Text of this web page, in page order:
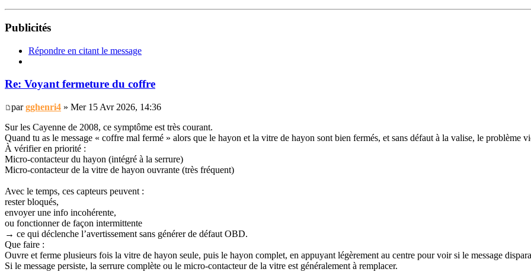
Publicités
Répondre en citant le message
Re: Voyant fermeture du coffre
pargghenri4 » Mer 15 Avr 2026, 14:36
Sur les Cayenne de 2008, ce symptôme est très courant.
Quand tu as le message « coffre mal fermé » alors que le hayon et la vitre de hayon sont bien fermés, et sans défaut à la valise, le problème
À vérifier en priorité :
Micro‑contacteur du hayon (intégré à la serrure)
Micro‑contacteur de la vitre de hayon ouvrante (très fréquent)
Avec le temps, ces capteurs peuvent :
rester bloqués,
envoyer une info incohérente,
ou fonctionner de façon intermittente
→ ce qui déclenche l’avertissement sans générer de défaut OBD.
Que faire :
Ouvre et ferme plusieurs fois la vitre de hayon seule, puis le hayon complet, en appuyant légèrement au centre pour voir si le message
Si le message persiste, la serrure complète ou le micro‑contacteur de la vitre est généralement à remplacer.